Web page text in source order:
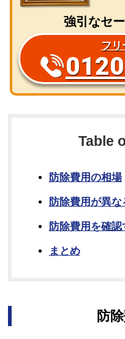
強引なセ
フリ
Table
防除費用の相場
防除費用が異な
防除費用を確
まとめ
防